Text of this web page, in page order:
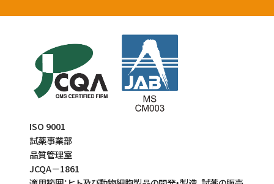
ISO 9001
試薬事業部
品質管理室
JCQA－1861